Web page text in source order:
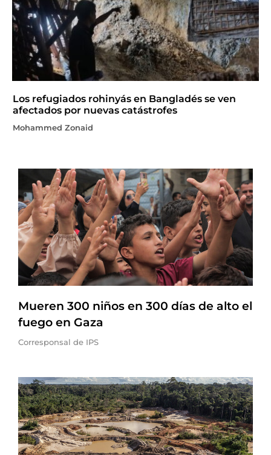
Los refugiados rohinyás en Bangladés se ven
afectados por nuevas catástrofes
Mohammed Zonaid
Mueren 300 niños en 300 días de alto el
fuego en Gaza
Corresponsal de IPS